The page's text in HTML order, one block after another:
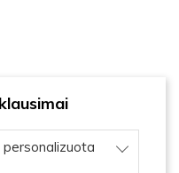
personalizuota